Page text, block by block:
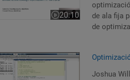
20:10
Duración del vídeo
de ala fija
de
de fuselaje con MATLAB
Joshua